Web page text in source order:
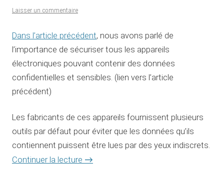
Laisser un commentaire
Dans l’article précédent, nous avons parlé de
l’importance de sécuriser tous les appareils
électroniques pouvant contenir des données
confidentielles et sensibles. (lien vers l’article
précédent)
Les fabricants de ces appareils fournissent plusieurs
outils par défaut pour éviter que les données qu’ils
contiennent puissent être lues par des yeux indiscrets.
Continuer la lecture →